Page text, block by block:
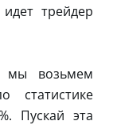
трейдер
мы возьмем
статистике
Пускай эта